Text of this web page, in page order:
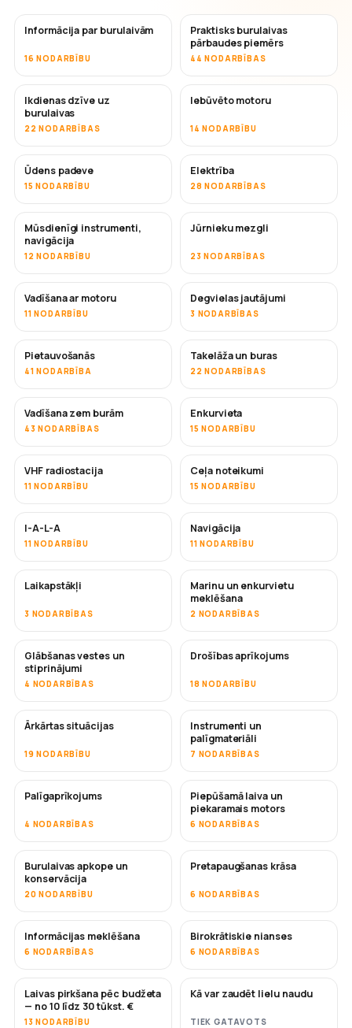
Informācija par burulaivām
16 NODARBĪBU
Praktisks burulaivas
pārbaudes piemērs
44 NODARBĪBAS
Ikdienas dzīve uz
burulaivas
22 NODARBĪBAS
Iebūvēto motoru
14 NODARBĪBU
Ūdens padeve
15 NODARBĪBU
Elektrība
28 NODARBĪBAS
Mūsdienīgi instrumenti,
navigācija
12 NODARBĪBU
Jūrnieku mezgli
23 NODARBĪBAS
Vadīšana ar motoru
11 NODARBĪBU
Degvielas jautājumi
3 NODARBĪBAS
Pietauvošanās
41 NODARBĪBA
Takelāža un buras
22 NODARBĪBAS
Vadīšana zem burām
43 NODARBĪBAS
Enkurvieta
15 NODARBĪBU
VHF radiostacija
11 NODARBĪBU
Ceļa noteikumi
15 NODARBĪBU
I-A-L-A
11 NODARBĪBU
Navigācija
11 NODARBĪBU
Laikapstākļi
3 NODARBĪBAS
Marinu un enkurvietu
meklēšana
2 NODARBĪBAS
Glābšanas vestes un
stiprinājumi
4 NODARBĪBAS
Drošības aprīkojums
18 NODARBĪBU
Ārkārtas situācijas
19 NODARBĪBU
Instrumenti un
palīgmateriāli
7 NODARBĪBAS
Palīgaprīkojums
4 NODARBĪBAS
Piepūšamā laiva un
piekaramais motors
6 NODARBĪBAS
Burulaivas apkope un
konservācija
20 NODARBĪBU
DRĪZUMĀ
Pretapaugšanas krāsa
6 NODARBĪBAS
Informācijas meklēšana
6 NODARBĪBAS
Birokrātiskie nianses
6 NODARBĪBAS
DRĪZUMĀ
Laivas pirkšana pēc budžeta
— no 10 līdz 30 tūkst. €
13 NODARBĪBU
DRĪZUMĀ
Kā var zaudēt lielu naudu
TIEK GATAVOTS